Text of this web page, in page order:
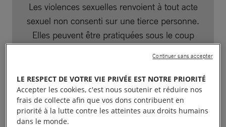
Les violences sexuelles renvoient à tout acte
sexuel non consenti sur une tierce personne.
Elles peuvent être pratiquées sous le coup
afin de contraindre la personne à se livrer à
un tel acte.
En temps de conflit, les violences sexuelles
peuvent prendre diverses formes, telles que
LE RESPECT DE VOTRE VIE PRIVÉE EST NOTRE PRIORITÉ
Accepter les cookies, c'est nous soutenir et réduire nos
frais de collecte afin que vos dons contribuent en
priorité à la lutte contre les atteintes aux droits humains
dans le monde.
Continuer sans accepter